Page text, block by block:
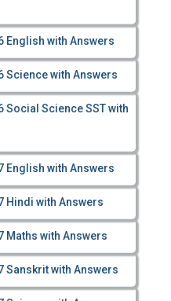
English with Answers
Science with Answers
Social Science SST with
English with Answers
Hindi with Answers
Maths with Answers
Sanskrit with Answers